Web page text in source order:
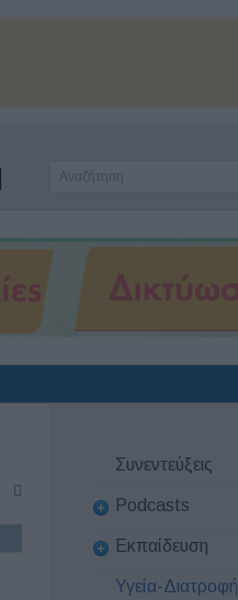
Συνεντεύξεις
Podcasts
Εκπαίδευση
Υγεία-Διατροφή